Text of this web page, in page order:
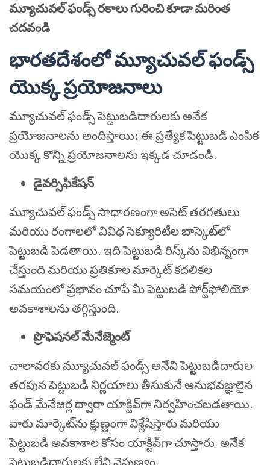
మ్యూచువల్ ఫండ్స్ రకాలు గురించి కూడా మరింత
చదవండి
భారతదేశంలో మ్యూచువల్ ఫండ్స్
యొక్క ప్రయోజనాలు
మ్యూచువల్ ఫండ్స్ పెట్టుబడిదారులకు అనేక
ప్రయోజనాలను అందిస్తాయి; ఈ ప్రత్యేక పెట్టుబడి ఎంపిక
యొక్క కొన్ని ప్రయోజనాలను ఇక్కడ చూడండి.
డైవర్సిఫికేషన్
మ్యూచువల్ ఫండ్స్ సాధారణంగా అసెట్ తరగతులు
మరియు రంగాలలో వివిధ సెక్యూరిటీల బాస్కెట్‌లో
పెట్టుబడి పెడతాయి. ఇది పెట్టుబడి రిస్క్‌ను విభిన్నంగా
చేస్తుంది మరియు ప్రతికూల మార్కెట్ కదలికల
సమయంలో ప్రభావం చూపే మీ పెట్టుబడి పోర్ట్‌ఫోలియో
అవకాశాలను తగ్గిస్తుంది.
ప్రొఫెషనల్ మేనేజ్మెంట్
చాలావరకు మ్యూచువల్ ఫండ్స్ అనేవి పెట్టుబడిదారుల
తరపున పెట్టుబడి నిర్ణయాలు తీసుకునే అనుభవజ్ఞులైన
ఫండ్ మేనేజర్ల ద్వారా యాక్టివ్‌గా నిర్వహించబడతాయి.
వారు మార్కెట్‌ను క్షుణ్ణంగా విశ్లేషిస్తారు మరియు
పెట్టుబడి అవకాశాల కోసం యాక్టివ్‌గా చూస్తారు, అనేక
పెట్టుబడిదారులకు లేని నైపుణ్యం.